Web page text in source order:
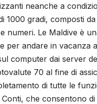
neanche a
1000 gradi, composti
numeri. Le Maldive è
per andare in vacanza
computer dai server
70 al fine di
di tutte le
Conti, che consentono di